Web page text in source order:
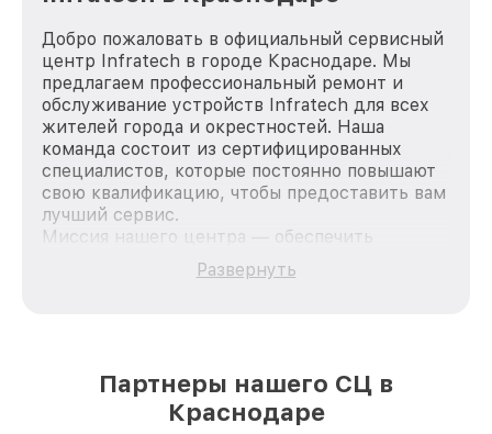
Добро пожаловать в официальный сервисный
центр Infratech в городе Краснодаре. Мы
предлагаем профессиональный ремонт и
обслуживание устройств Infratech для всех
жителей города и окрестностей. Наша
команда состоит из сертифицированных
специалистов, которые постоянно повышают
свою квалификацию, чтобы предоставить вам
лучший сервис.
Миссия нашего центра — обеспечить
качественный и доступный ремонт для
каждого пользователя продукции Infratech,
лучшим сервисным центром Infratech в
городе Краснодаре, постоянно повышая
Развернуть
Партнеры нашего СЦ в
Краснодаре